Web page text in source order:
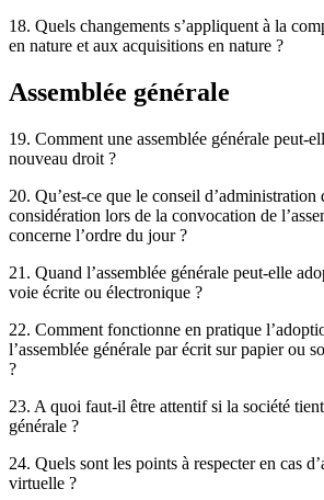
18. Quels changements s’appliquent à la
en nature et aux acquisitions en nature ?
Assemblée générale
19. Comment une assemblée générale peut-
nouveau droit ?
20. Qu’est-ce que le conseil d’administration
considération lors de la convocation de
concerne l’ordre du jour ?
21. Quand l’assemblée générale peut-elle
voie écrite ou électronique ?
22. Comment fonctionne en pratique
l’assemblée générale par écrit sur papier ou
?
23. A quoi faut-il être attentif si la société
générale ?
24. Quels sont les points à respecter en cas
virtuelle ?